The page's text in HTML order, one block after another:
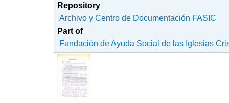
Repository
Archivo y Centro de Documentación FASIC
Part of
Fundación de Ayuda Social de las Iglesias